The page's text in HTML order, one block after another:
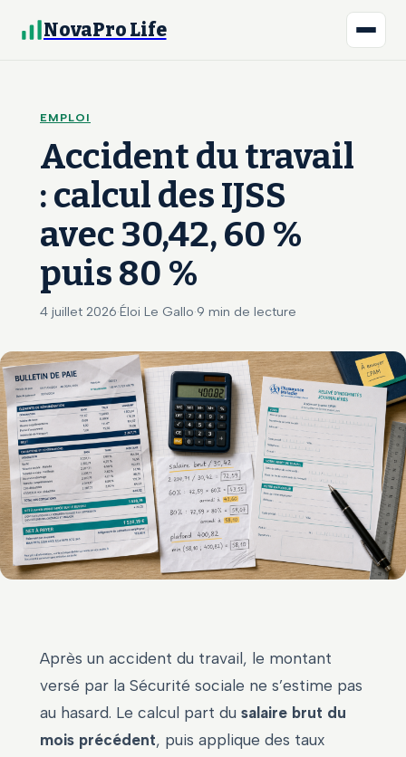
NovaPro Life
EMPLOI
Accident du travail
: calcul des IJSS
avec 30,42, 60 %
puis 80 %
4 juillet 2026·Éloi Le Gallo·9 min de lecture
Après un accident du travail, le montant
versé par la Sécurité sociale ne s’estime pas
au hasard. Le calcul part du salaire brut du
mois précédent, puis applique des taux